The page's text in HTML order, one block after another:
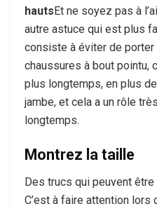
hautsEt ne soyez pas à
autre astuce qui est plus
consiste à éviter de
chaussures à bout pointu,
plus longtemps, en plus
jambe, et cela a un rôle
longtemps.
Montrez la taille
Des trucs qui peuvent
C’est à faire attention